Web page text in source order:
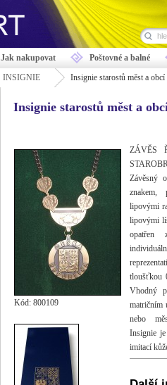
Jak nakupovat
Poštovné a balné
INSIGNIE Insignie starostů měst a
Insignie starostů měst a
Kód: 800109
ZÁVĚS
Závěsný
znakem,
lipovými
lipovými
opatřen
tloušťkou
Vhodný
matričním
nebo
Insignie je
imitací